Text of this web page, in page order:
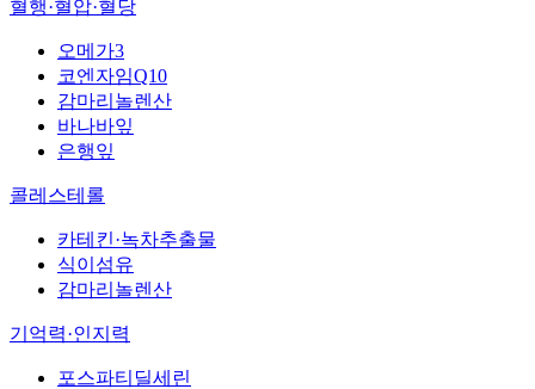
혈행·혈압·혈당
오메가3
코엔자임Q10
감마리놀렌산
바나바잎
은행잎
콜레스테롤
카테킨·녹차추출물
식이섬유
감마리놀렌산
기억력·인지력
포스파티딜세린